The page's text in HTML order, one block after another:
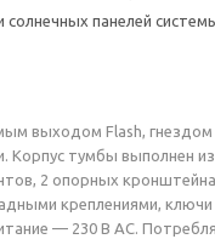
панелей
выходом Flash,
Корпус тумбы выполнен
2 опорных кронштейна
креплениями,
— 230 В AC.